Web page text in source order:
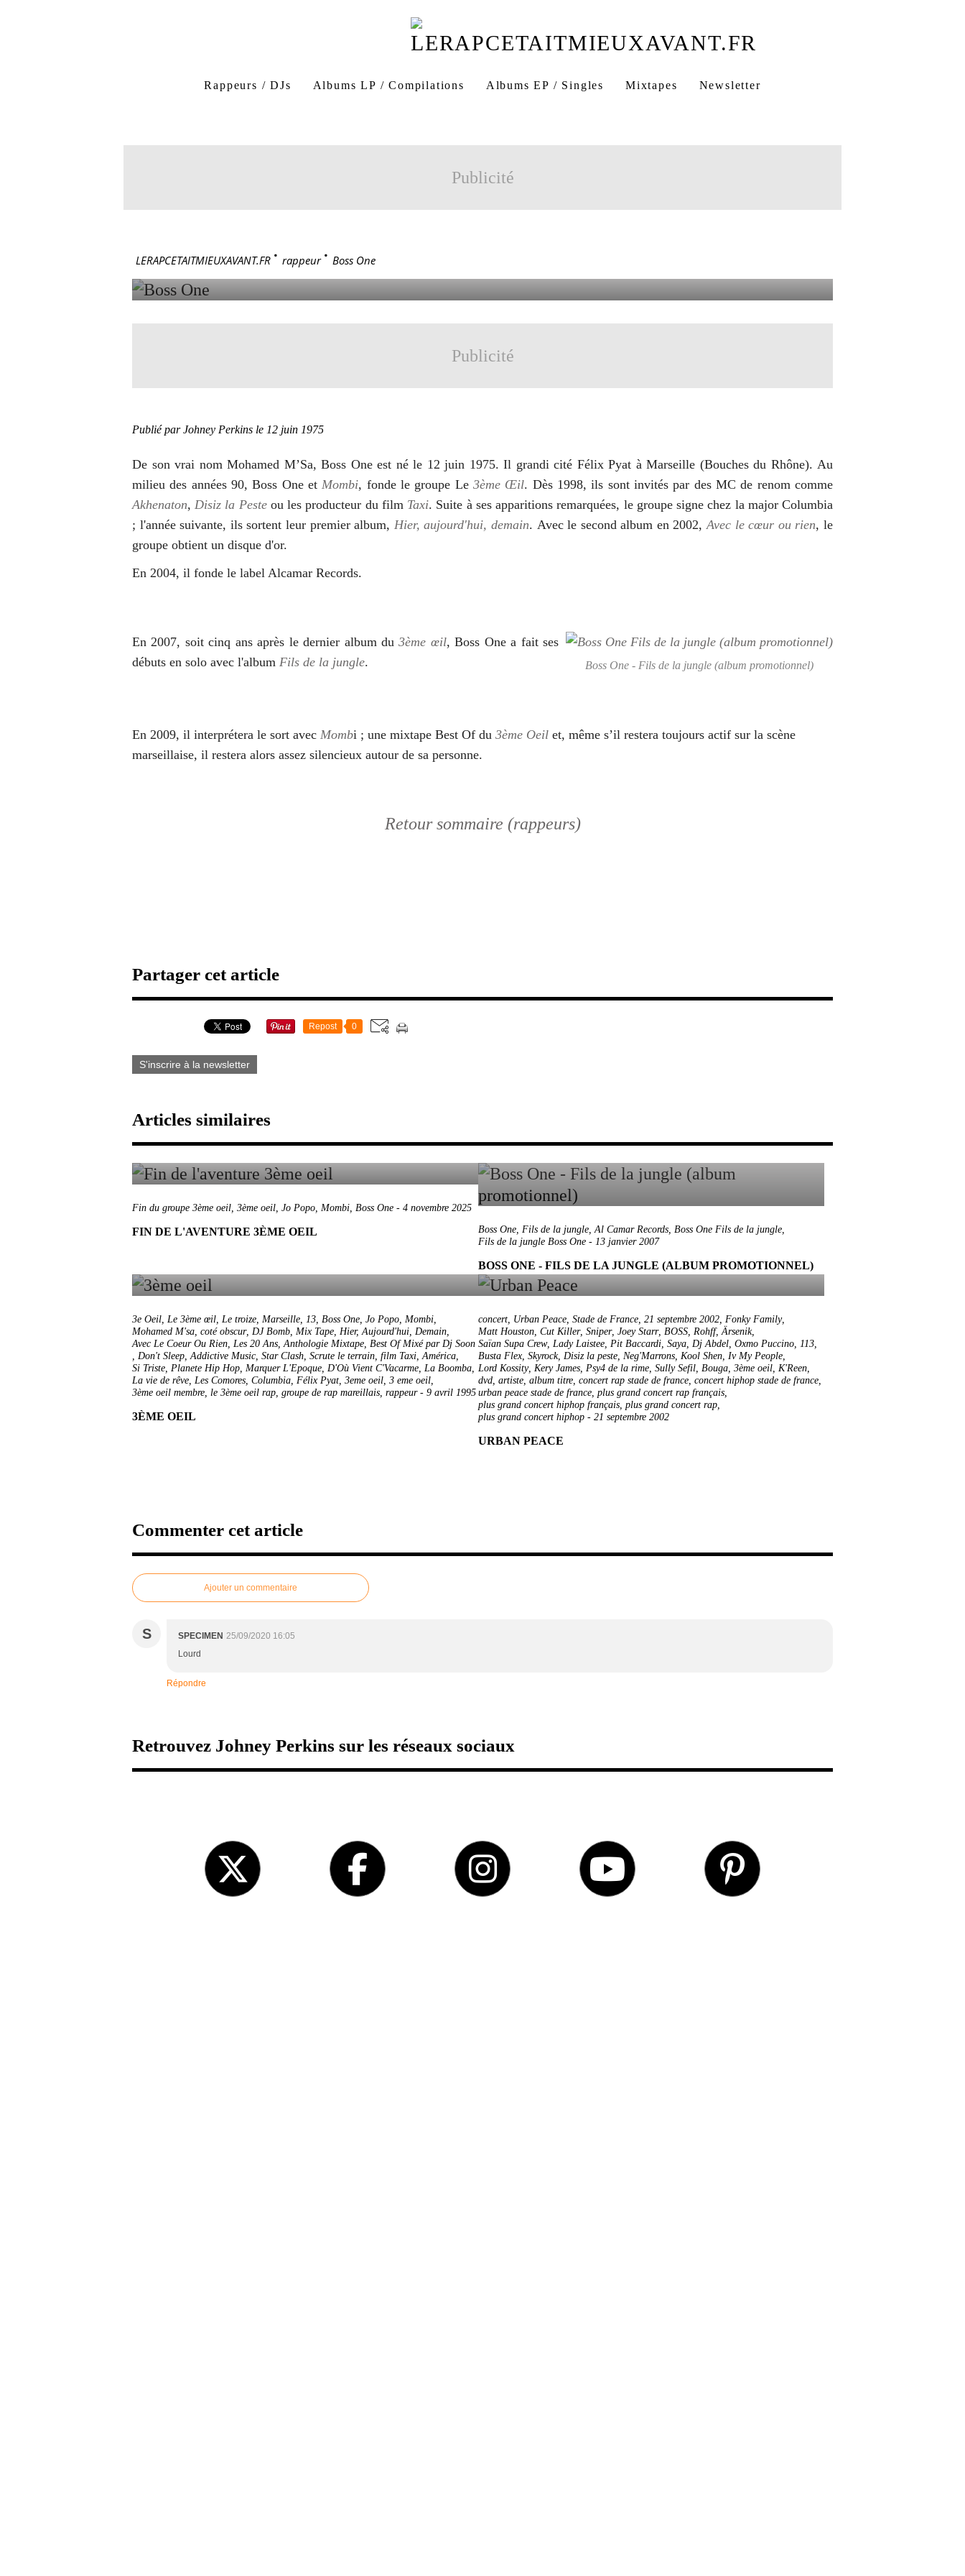
Rappeurs / DJs Albums LP / Compilations Albums EP / Singles Mixtapes Newsletter
Publicité
LERAPCETAITMIEUXAVANT.FR > rappeur > Boss One
Publicité
Publié par Johney Perkins le 12 juin 1975
De son vrai nom Mohamed M’Sa, Boss One est né le 12 juin 1975. Il grandi cité Félix Pyat à Marseille (Bouches du Rhône). Au
milieu des années 90, Boss One etMombi, fonde le groupe Le3ème Œil. Dès 1998, ils sont invités par des MC de renom comme
Akhenaton,Disiz la Pesteou les producteur du film Taxi. Suite à ses apparitions remarquées, le groupe signe chez la major Columbia
; l'année suivante, ils sortent leur premier album, Hier, aujourd'hui, demain. Avec le second album en 2002,Avec le cœur ou rien, le
groupe obtient un disque d'or.
En 2004, il fonde le label Alcamar Records.
Boss One - Fils de la jungle (album promotionnel)
En 2007, soit cinq ans après le dernier album du3ème œil, Boss One a fait ses
débuts en solo avec l'album Fils de la jungle.
En 2009, il interprétera le sort avec Mombi ; une mixtape Best Of du 3ème Oeil et, même s’il restera toujours actif sur la scène
marseillaise, il restera alors assez silencieux autour de sa personne.
Retour sommaire (rappeurs)
Partager cet article
Repost 0
S'inscrire à la newsletter
Articles similaires
Fin du groupe 3ème oeil, 3ème oeil, Jo Popo, Mombi, Boss One - 4 novembre 2025
FIN DE L'AVENTURE 3ÈME OEIL Boss One, Fils de la jungle,Al Camar Records, Boss One Fils de la jungle,
Fils de la jungle Boss One - 13 janvier 2007
BOSS ONE - FILS DE LA JUNGLE (ALBUM PROMOTIONNEL)
3e Oeil, Le 3ème œil, Le troize, Marseille, 13, Boss One, Jo Popo, Mombi,
Mohamed M'sa, coté obscur, DJ Bomb, Mix Tape, Hier, Aujourd'hui, Demain,
Avec Le Coeur Ou Rien, Les 20 Ans,Anthologie Mixtape, Best Of Mixé par Dj Soon
, Don't Sleep,Addictive Music, Star Clash, Scrute le terrain, film Taxi,América,
Si Triste, Planete Hip Hop, Marquer L'Epoque, D'Où Vient C'Vacarme, La Boomba,
La vie de rêve, Les Comores, Columbia, Félix Pyat, 3eme oeil, 3 eme oeil,
3ème oeil membre, le 3ème oeil rap, groupe de rap mareillais, rappeur- 9 avril 1995
3ÈME OEIL
concert, Urban Peace, Stade de France, 21 septembre 2002, Fonky Family,
Matt Houston, Cut Killer, Sniper, Joey Starr, BOSS, Rohff,Ärsenik,
Saïan Supa Crew, Lady Laistee, Pit Baccardi, Saya, Dj Abdel, Oxmo Puccino, 113,
Busta Flex, Skyrock, Disiz la peste, Neg'Marrons, Kool Shen, Iv My People,
Lord Kossity, Kery James, Psy4 de la rime, Sully Sefil, Bouga, 3ème oeil, K'Reen,
dvd, artiste, album titre, concert rap stade de france, concert hiphop stade de france,
urban peace stade de france, plus grand concert rap français,
plus grand concert hiphop français, plus grand concert rap,
plus grand concert hiphop - 21 septembre 2002
URBAN PEACE
Commenter cet article
Ajouter un commentaire
S SPECIMEN 25/09/2020 16:05
Lourd
Répondre
Retrouvez Johney Perkins sur les réseaux sociaux